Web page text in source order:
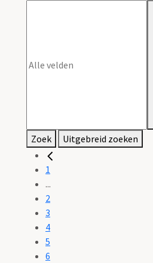
Zoek Uitgebreid zoeken
1
...
2
3
4
5
6